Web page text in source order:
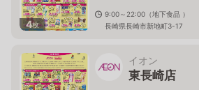
4枚
9:00～22:00（地下食品 ）
長崎県長崎市新地町3-17
イオン
東長崎店